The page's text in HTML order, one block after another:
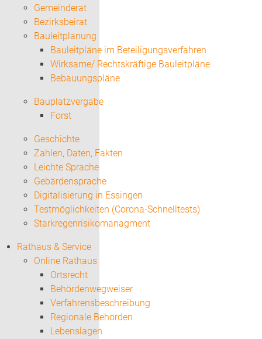
Gemeinderat
Bezirksbeirat
Bauleitplanung
Bauleitpläne im Beteiligungsverfahren
Wirksame/ Rechtskräftige Bauleitpläne
Bebauungspläne
Bauplatzvergabe
Forst
Geschichte
Zahlen, Daten, Fakten
Leichte Sprache
Gebärdensprache
Digitalisierung in Essingen
Testmöglichkeiten (Corona-Schnelltests)
Starkregenrisikomanagment
Rathaus & Service
Online Rathaus
Ortsrecht
Behördenwegweiser
Verfahrensbeschreibung
Regionale Behörden
Lebenslagen